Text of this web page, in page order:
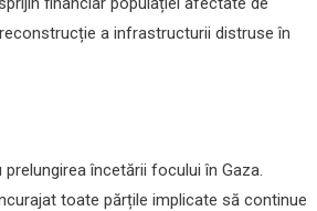
a infrastructurii distruse în
încetării focului în Gaza.
toate părțile implicate să continue